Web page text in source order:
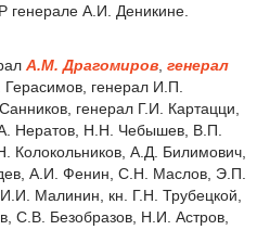
А.И. Деникине.
А.М. Драгомиров генерал
Герасимов, генерал И.П.
генерал Г.И. Картацци,
Нератов, Н.Н. Чебышев, В.П.
А.Д. Билимович,
А.И. Фенин, С.Н. Маслов, Э.П.
Малинин, кн. Г.Н. Трубецкой,
С.В. Безобразов, Н.И. Астров,